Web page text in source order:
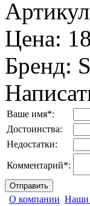
Артикул
Цена:
Бренд:
Ваше имя*:
Достоинства:
Недостатки:
Комментарий*:
О компании Наши